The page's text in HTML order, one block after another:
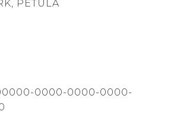
PETULA
0000-0000-0000-